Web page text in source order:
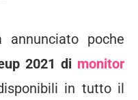
annunciato poche
2021 di monitor
in tutto il